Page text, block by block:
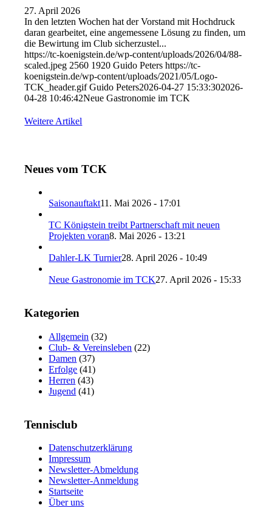
27. April 2026
In den letzten Wochen hat der Vorstand mit Hochdruck
daran gearbeitet, eine angemessene Lösung zu finden, um
die Bewirtung im Club sicherzustel...
https://tc-koenigstein.de/wp-content/uploads/2026/04/88-
scaled.jpeg 2560 1920 Guido Peters https://tc-
koenigstein.de/wp-content/uploads/2021/05/Logo-
TCK_header.gif Guido Peters2026-04-27 15:33:302026-
04-28 10:46:42Neue Gastronomie im TCK
Weitere Artikel
Neues vom TCK
Saisonauftakt11. Mai 2026 - 17:01
TC Königstein treibt Partnerschaft mit neuen
Projekten voran8. Mai 2026 - 13:21
Dahler-LK Turnier28. April 2026 - 10:49
Neue Gastronomie im TCK27. April 2026 - 15:33
Kategorien
Allgemein (32)
Club- & Vereinsleben (22)
Damen (37)
Erfolge (41)
Herren (43)
Jugend (41)
Tennisclub
Datenschutzerklärung
Impressum
Newsletter-Abmeldung
Newsletter-Anmeldung
Startseite
Über uns